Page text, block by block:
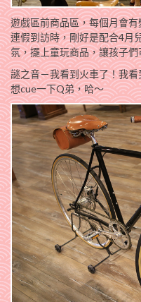
遊戲區前商品區，每個月會有
連假到訪時，剛好是配合4月
氛，擺上童玩商品，讓孩子
謎之音－我看到火車了！我
想cue一下Q弟，哈～